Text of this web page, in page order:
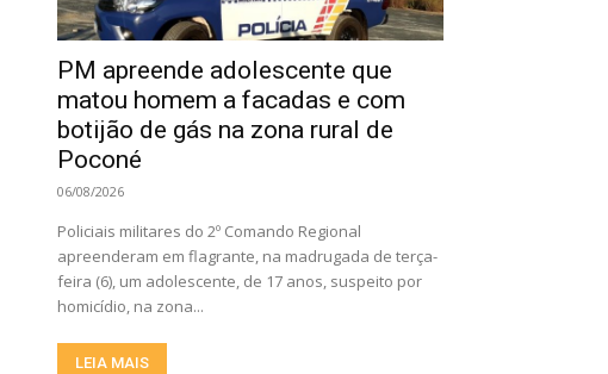
PM apreende adolescente que
matou homem a facadas e com
botijão de gás na zona rural de
Poconé
06/08/2026
Policiais militares do 2º Comando Regional
apreenderam em flagrante, na madrugada de terça-
feira (6), um adolescente, de 17 anos, suspeito por
homicídio, na zona...
LEIA MAIS